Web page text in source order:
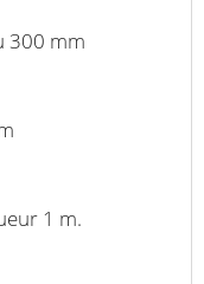
300 mm
1 m.